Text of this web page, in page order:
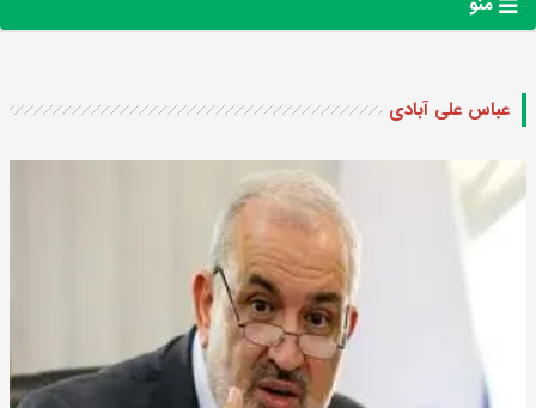
عباس علی آبادی